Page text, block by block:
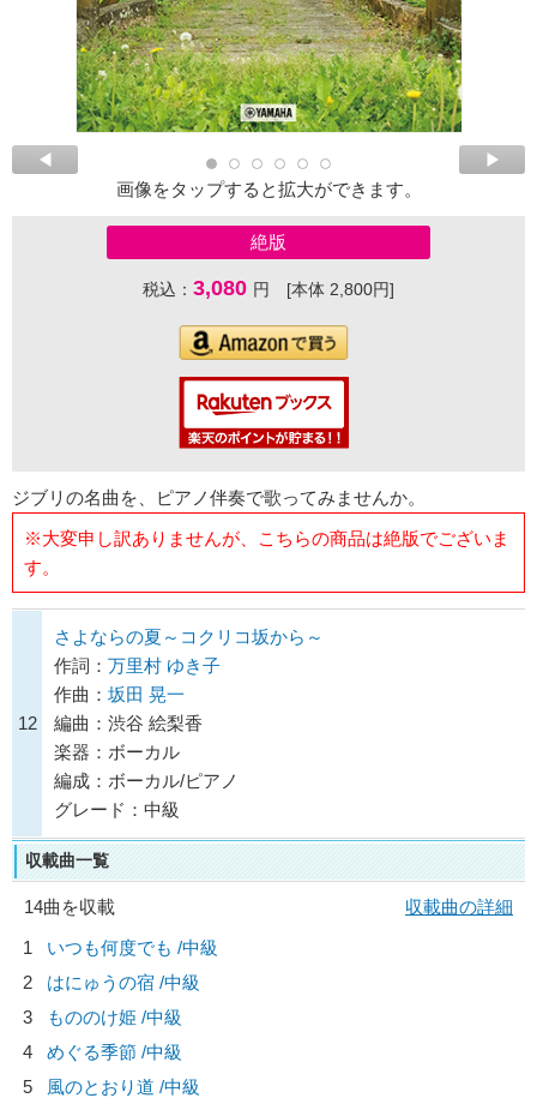
画像をタップすると拡大ができます。
絶版
税込： 3,080 円 [本体 2,800円]
ジブリの名曲を、ピアノ伴奏で歌ってみませんか。
※大変申し訳ありませんが、こちらの商品は絶版でございま
す。
12
さよならの夏～コクリコ坂から～
作詞： 万里村 ゆき子
作曲： 坂田 晃一
編曲：渋谷 絵梨香
楽器：ボーカル
編成：ボーカル/ピアノ
グレード：中級
収載曲一覧
14曲を収載
収載曲の詳細
1
いつも何度でも /中級
2
はにゅうの宿 /中級
3
もののけ姫 /中級
4
めぐる季節 /中級
5
風のとおり道 /中級